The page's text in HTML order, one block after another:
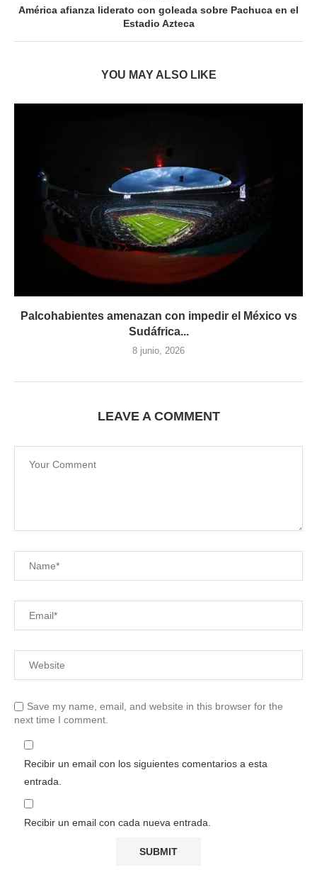
América afianza liderato con goleada sobre Pachuca en el
Estadio Azteca
YOU MAY ALSO LIKE
Palcohabientes amenazan con impedir el México vs
Sudáfrica...
8 junio, 2026
LEAVE A COMMENT
Save my name, email, and website in this browser for the
next time I comment.
Recibir un email con los siguientes comentarios a esta
entrada.
Recibir un email con cada nueva entrada.